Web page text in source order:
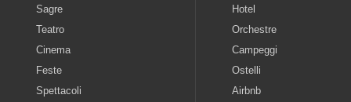
Sagre
Teatro
Cinema
Feste
Spettacoli
Hotel
Orchestre
Campeggi
Ostelli
Airbnb